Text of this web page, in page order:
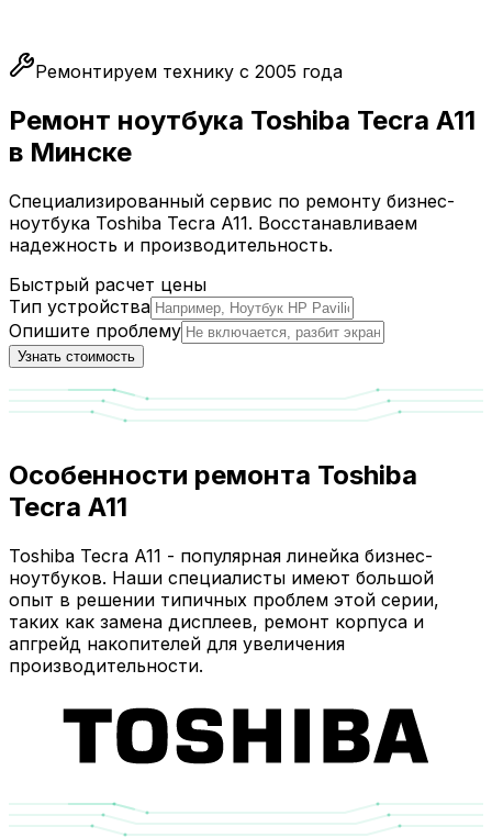
Ремонтируем технику с 2005 года
Ремонт ноутбука Toshiba Tecra A11
в Минске
Специализированный сервис по ремонту бизнес-
ноутбука Toshiba Tecra A11. Восстанавливаем
надежность и производительность.
Быстрый расчет цены
Тип устройства
Опишите проблему
Узнать стоимость
Особенности ремонта Toshiba
Tecra A11
Toshiba Tecra A11 - популярная линейка бизнес-
ноутбуков. Наши специалисты имеют большой
опыт в решении типичных проблем этой серии,
таких как замена дисплеев, ремонт корпуса и
апгрейд накопителей для увеличения
производительности.